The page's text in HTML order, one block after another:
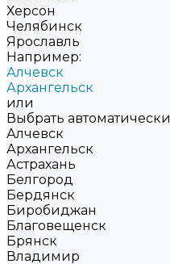
Херсон
Челябинск
Ярославль
Например:
Алчевск
Архангельск
или
Выбрать автоматически
Алчевск
Архангельск
Астрахань
Белгород
Бердянск
Биробиджан
Благовещенск
Брянск
Владимир